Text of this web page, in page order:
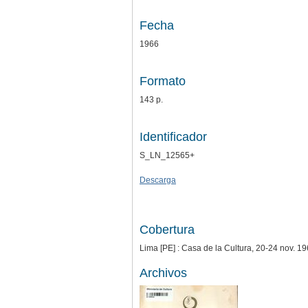
Fecha
1966
Formato
143 p.
Identificador
S_LN_12565+
Descarga
Cobertura
Lima [PE] : Casa de la Cultura, 20-24 nov.
Archivos